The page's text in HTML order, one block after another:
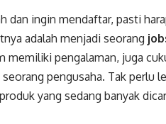
dan ingin mendaftar, pasti
adalah menjadi seorang
memiliki pengalaman, juga
pengusaha. Tak perlu
yang sedang banyak